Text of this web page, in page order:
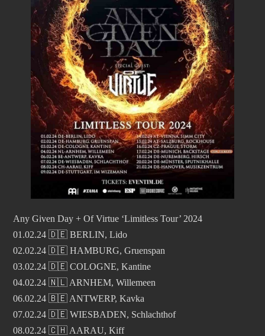
Any Given Day + Of Virtue ‘Limitless Tour’ 2024
01.02.24 🇩🇪 BERLIN, Lido
02.02.24 🇩🇪 HAMBURG, Gruenspan
03.02.24 🇩🇪 COLOGNE, Kantine
04.02.24 🇳🇱 ARNHEM, Willemeen
06.02.24 🇧🇪 ANTWERP, Kavka
07.02.24 🇩🇪 WIESBADEN, Schlachthof
08.02.24 🇨🇭 AARAU, Kiff